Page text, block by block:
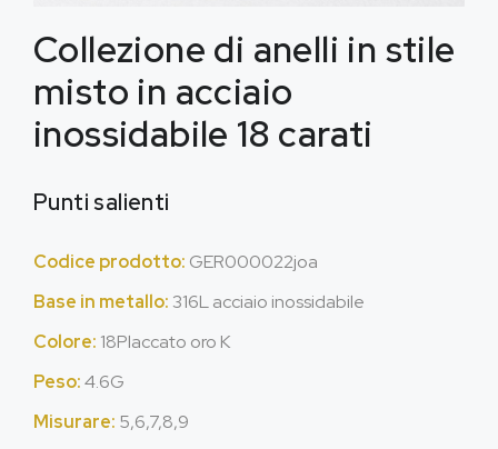
Collezione di anelli in stile
misto in acciaio
inossidabile 18 carati
Punti salienti
Codice prodotto: GER000022joa
Base in metallo: 316L acciaio inossidabile
Colore: 18Placcato oro K
Peso:4.6G
Misurare: 5,6,7,8,9